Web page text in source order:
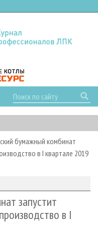
бумажный комбинат
в I квартале 2019
запустит
в I